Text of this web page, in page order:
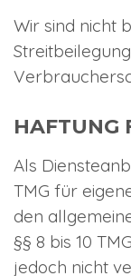
Wir sind nicht
HAFTUNG
Als
TMG für
den
§§ 8 bis 10
jedoch nicht